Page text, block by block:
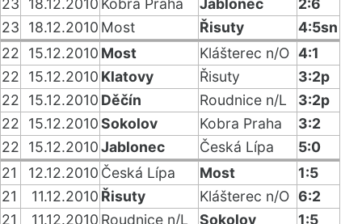
23 18.12.2010 Kobra Praha Jablonec
2:6
23
18.12.2010 Most Řisuty
4:5sn
22
15.12.2010 Most Klášterec n/O 4:1
22
15.12.2010 Klatovy Řisuty
3:2p
22
15.12.2010 Děčín Roudnice n/L
3:2p
22
15.12.2010Sokolov Kobra Praha
3:2
22
15.12.2010Jablonec Česká Lípa
5:0
21
12.12.2010 Česká Lípa Most
1:5
21
11.12.2010 Řisuty Klášterec n/O 6:2
21
11.12.2010 Roudnice n/L Sokolov
1:5